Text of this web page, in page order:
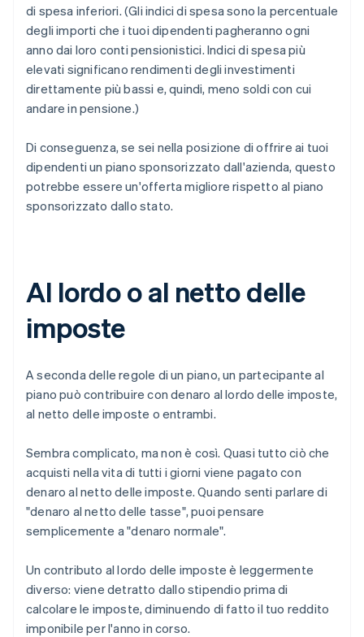
di spesa inferiori. (Gli indici di spesa sono la percentuale
degli importi che i tuoi dipendenti pagheranno ogni
anno dai loro conti pensionistici. Indici di spesa più
elevati significano rendimenti degli investimenti
direttamente più bassi e, quindi, meno soldi con cui
andare in pensione.)
Di conseguenza, se sei nella posizione di offrire ai tuoi
dipendenti un piano sponsorizzato dall'azienda, questo
potrebbe essere un'offerta migliore rispetto al piano
sponsorizzato dallo stato.
Al lordo o al netto delle
imposte
A seconda delle regole di un piano, un partecipante al
piano può contribuire con denaro al lordo delle imposte,
al netto delle imposte o entrambi.
Sembra complicato, ma non è così. Quasi tutto ciò che
acquisti nella vita di tutti i giorni viene pagato con
denaro al netto delle imposte. Quando senti parlare di
"denaro al netto delle tasse", puoi pensare
semplicemente a "denaro normale".
Un contributo al lordo delle imposte è leggermente
diverso: viene detratto dallo stipendio prima di
calcolare le imposte, diminuendo di fatto il tuo reddito
imponibile per l'anno in corso.